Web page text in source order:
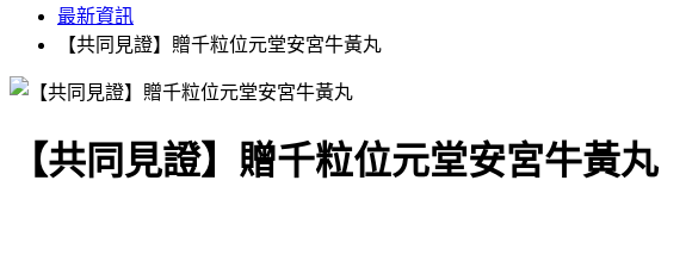
最新資訊
【共同見證】贈千粒位元堂安宮牛黃丸
【共同見證】贈千粒位元堂安宮牛黃丸